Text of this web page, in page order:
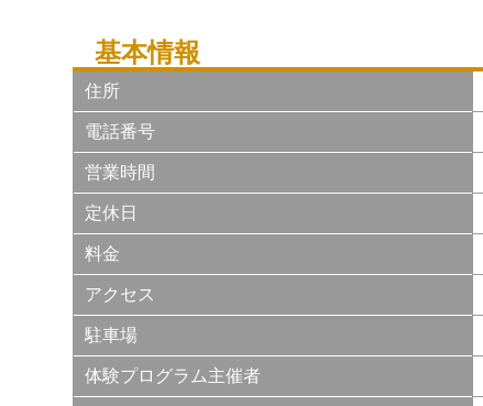
基本情報
住所
電話番号
営業時間
定休日
料金
アクセス
駐車場
体験プログラム主催者